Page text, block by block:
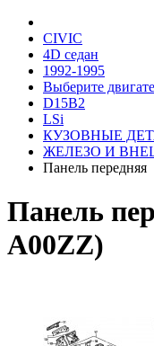
CIVIC
4D седан
1992-1995
Выберите
D15B2
LSi
КУЗОВНЫЕ
ЖЕЛЕЗО И
Панель передняя
Панель
A00ZZ)